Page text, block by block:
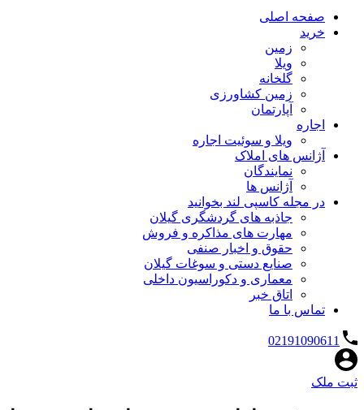
صفحه اصلی
خرید
زمین
ویلا
گلخانه
زمین کشاورزی
آپارتمان
اجاره
ویلا و سوئیت اجاره
آژانس های املاک
نمایندگان
آژانس ها
در مجله کاسپی لند بخوانید
جاذبه های گردشگری گیلان
مهارت های مذاکره و فروش
حقوق و اخبار صنفی
صنایع دستی و سوغات گیلان
معماری و دکوراسیون داخلی
اتاق خبر
تماس با ما
02191090611
ثبت ملک